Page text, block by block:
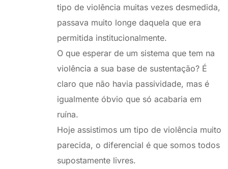
tipo de violência muitas vezes desmedida,
passava muito longe daquela que era
permitida institucionalmente.
O que esperar de um sistema que tem na
violência a sua base de sustentação? É
claro que não havia passividade, mas é
igualmente óbvio que só acabaria em
ruína.
Hoje assistimos um tipo de violência muito
parecida, o diferencial é que somos todos
supostamente livres.